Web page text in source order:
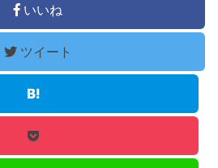
いいね
ツイート